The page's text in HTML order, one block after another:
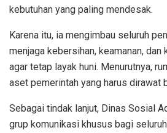
kebutuhan yang paling mendesak.
Karena itu, ia mengimbau seluruh
menjaga kebersihan, keamanan, dan
agar tetap layak huni. Menurutnya,
aset pemerintah yang harus dirawat
Sebagai tindak lanjut, Dinas Sosial
grup komunikasi khusus bagi